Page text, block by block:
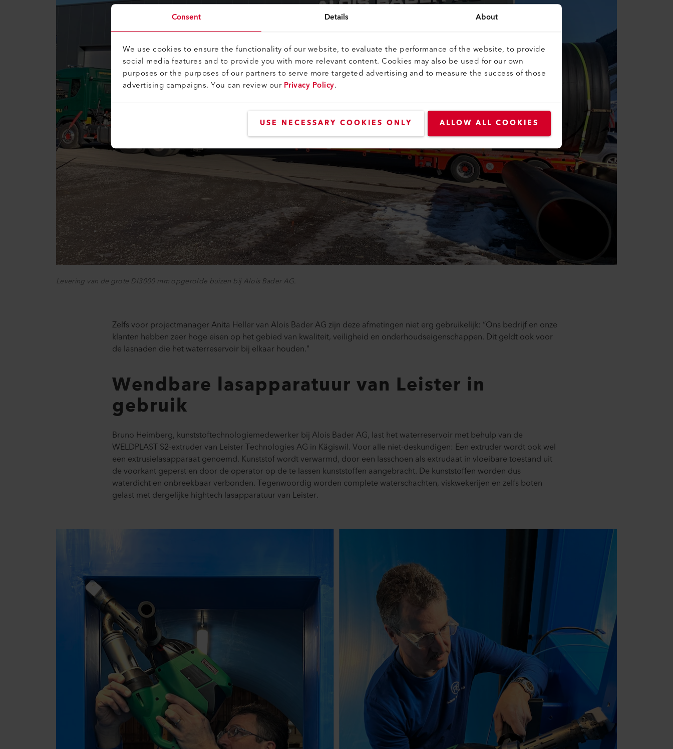
Consent Details About
We use cookies to ensure the functionality of our website, to evaluate the performance of the website, to provide
social media features and to provide you with more relevant content. Cookies may also be used for our own
purposes or the purposes of our partners to serve more targeted advertising and to measure the success of those
advertising campaigns. You can review ourPrivacy Policy.
USE NECESSARY COOKIES ONLY ALLOW ALL COOKIES
Levering van de grote DI3000 mm opgerolde buizen bij Alois Bader AG.
Zelfs voor projectmanager Anita Heller van Alois Bader AG zijn deze afmetingen niet erg gebruikelijk: “Ons bedrijf en onze
klanten hebben zeer hoge eisen op het gebied van kwaliteit, veiligheid en onderhoudseigenschappen. Dit geldt ook voor
de lasnaden die het waterreservoir bij elkaar houden."
Wendbare lasapparatuur van Leister in
gebruik
Bruno Heimberg, kunststoftechnologiemedewerker bij Alois Bader AG, last het waterreservoir met behulp van de
WELDPLAST S2-extruder van Leister Technologies AG in Kägiswil. Voor alle niet-deskundigen: Een extruder wordt ook wel
een extrusielasapparaat genoemd. Kunststof wordt verwarmd, door een lasschoen als extrudaat in vloeibare toestand uit
de voorkant geperst en door de operator op de te lassen kunststoffen aangebracht. De kunststoffen worden dus
waterdicht en onbreekbaar verbonden. Tegenwoordig worden complete waterschachten, viskwekerijen en zelfs boten
gelast met dergelijke hightech lasapparatuur van Leister.